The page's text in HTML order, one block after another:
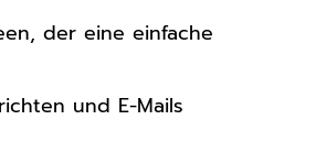
der eine einfache
und E-Mails